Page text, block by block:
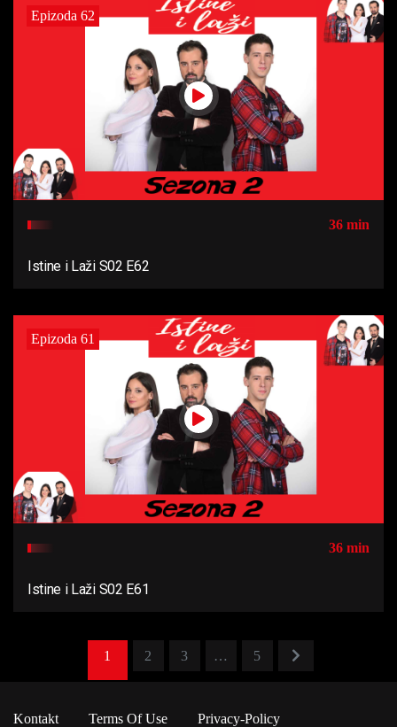
Epizoda 62
36 min
Istine i Laži S02 E62
Epizoda 61
36 min
Istine i Laži S02 E61
1 2 3 … 5
Kontakt Terms Of Use
Privacy-Policy